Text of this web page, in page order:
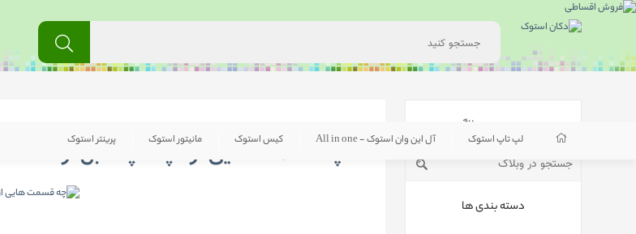
لپ تاپ استوک آل این وان استوک - All in one کیس استوک مانیتور استوک پرینتر استوک
چه قسمت هایی از لپ تاپ قابل ارتقا است؟
جستجوی وبلاگ
دسته بندی ها